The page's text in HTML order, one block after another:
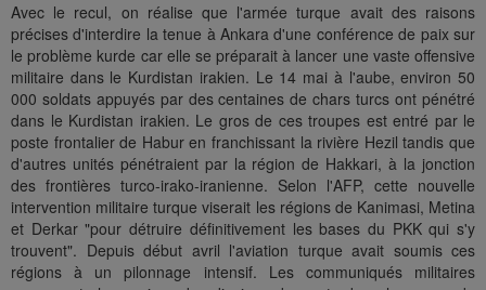
Avec le recul, on réalise que l'armée turque avait des raisons
précises d'interdire la tenue à Ankara d'une conférence de paix sur
le problème kurde car elle se préparait à lancer une vaste offensive
militaire dans le Kurdistan irakien. Le 14 mai à l'aube, environ 50
000 soldats appuyés par des centaines de chars turcs ont pénétré
dans le Kurdistan irakien. Le gros de ces troupes est entré par le
poste frontalier de Habur en franchissant la rivière Hezil tandis que
d'autres unités pénétraient par la région de Hakkari, à la jonction
des frontières turco-irako-iranienne. Selon l'AFP, cette nouvelle
intervention militaire turque viserait les régions de Kanimasi, Metina
et Derkar "pour détruire définitivement les bases du PKK qui s'y
trouvent". Depuis début avril l'aviation turque avait soumis ces
régions à un pilonnage intensif. Les communiqués militaires